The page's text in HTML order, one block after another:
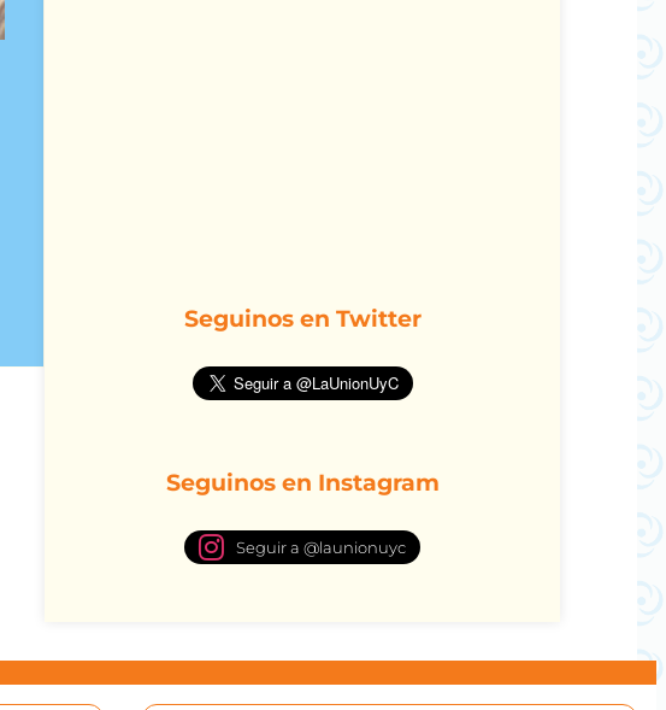
Seguinos en Twitter
Seguinos en Instagram
Seguir a @launionuyc